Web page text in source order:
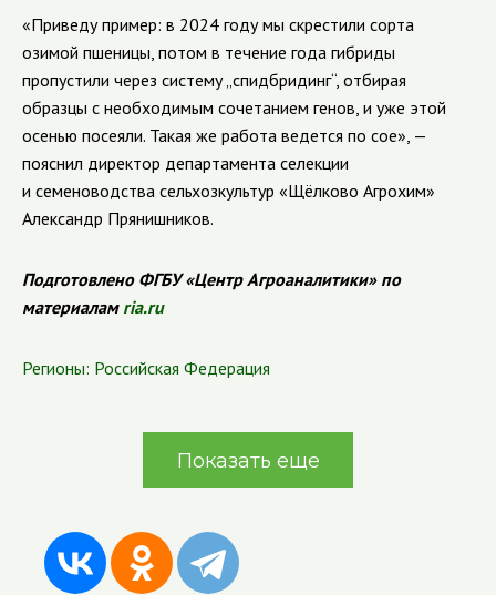
«Приведу пример: в 2024 году мы скрестили сорта
озимой пшеницы, потом в течение года гибриды
пропустили через систему „спидбридинг“, отбирая
образцы с необходимым сочетанием генов, и уже этой
осенью посеяли. Такая же работа ведется по сое», —
пояснил директор департамента селекции
и семеноводства сельхозкультур «Щёлково Агрохим»
Александр Прянишников.
Подготовлено ФГБУ «Центр Агроаналитики» по
материалам ria.ru
Регионы: Российская Федерация
Показать еще